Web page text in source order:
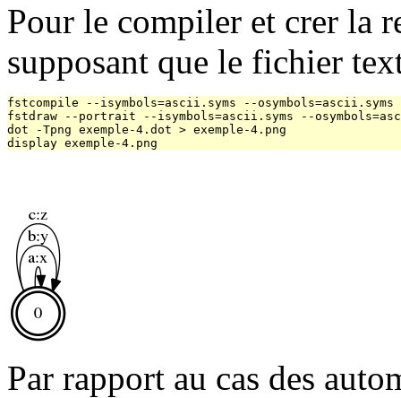
Pour le compiler et crer la
supposant que le fichier
fstcompile --isymbols=ascii.syms --
fstdraw --portrait --isymbols=ascii.syms --
dot -Tpng exemple-4.dot > exemple-4.png
Par rapport au cas des